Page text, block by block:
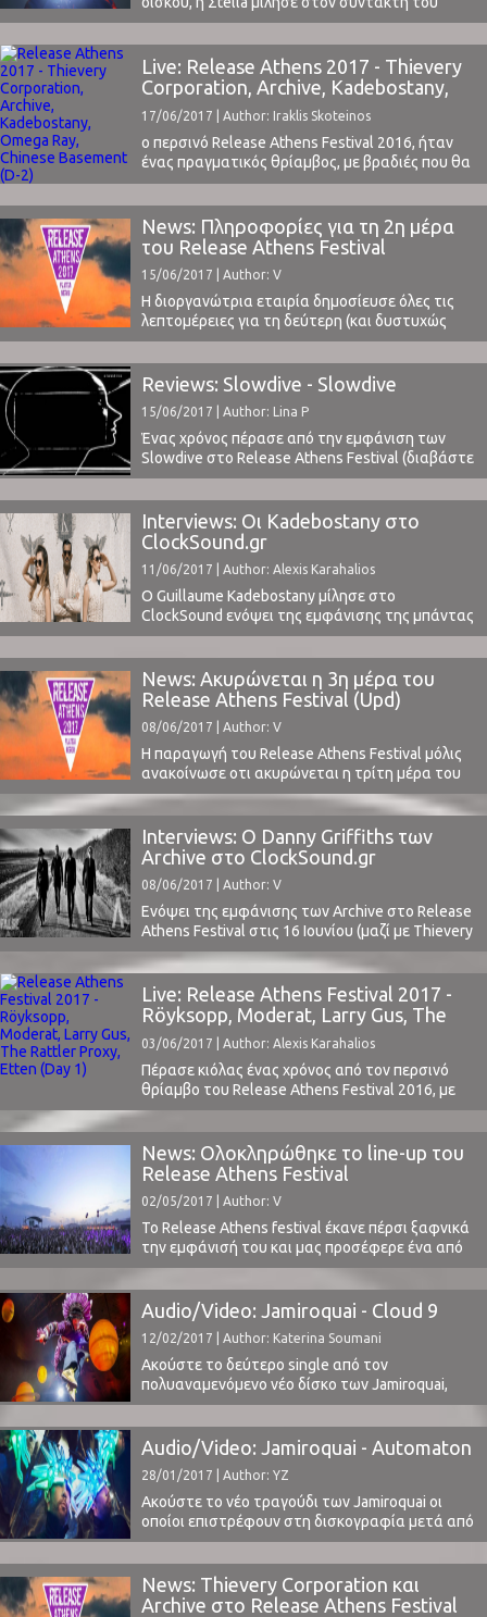
ClockSound, Αλέξη Καραχάλιο, για την εμπειρία
της από το SXSW φεστιβάλ στις ΗΠΑ, τα σχέδιά
της για το μέλλον και γενικά για μουσική. Ένα
από τα πιο πιο ανερχόμενα ονόματα της
ελληνικής pop σκηνής, μας ...
Live: Release Athens 2017 - Thievery
Corporation, Archive, Kadebostany,
Omega Ray, Chinese Basement (D-2)
17/06/2017 | Author: Iraklis Skoteinos
ο περσινό Release Athens Festival 2016, ήταν
ένας πραγματικός θρίαμβος, με βραδιές που θα
θυμόμαστε για χρόνια (οι κριτικές μας: Day
φετινού Release Athens Festival 2017 άφησε
εξαιρετικά καλές εντυπώσεις (η κριτική
μας: Day 1). To ClockSound, όπως και πέρυσι,
κάλυψε επίσημα το ...
News: Πληροφορίες για τη 2η μέρα
του Release Athens Festival
15/06/2017 | Author: V
Η διοργανώτρια εταιρία δημοσίευσε όλες τις
λεπτομέρειες για τη δεύτερη (και δυστυχώς
τελευταία) μέρα του Release Athens Festival.
Στην Πλατεία Νερού λοιπόν αύριο 16 Ιουνίου, θα
έχει κανείς την ευκαιρία να απολαύσει τους
Omega Ray και Chinese Basement.Παρακάτω
διαβάστε την επίσημη ανακοίνωση, η οποία
περιέχει, μεταξύ ...
Reviews: Slowdive - Slowdive
15/06/2017 | Author: Lina P
Ένας χρόνος πέρασε από την εμφάνιση των
Slowdive στο Release Athens Festival (διαβάστε
εδώ τις εντυπώσεις μας), όπου οι παλιοί φαν
της μπάντας (40-αρηδες και βάλε πια) είχαν τη
χαρά να θυμηθούν το "Souvlaki" (1993) και το
"Pygmalion" (1995), ενώ οι μικρότεροι ήρθαν
ίσως και για πρώτη φορά σε επαφή ...
Interviews: Οι Kadebostany στο
ClockSound.gr
11/06/2017 | Author: Alexis Karahalios
Ο Guillaume Kadebostany μίλησε στο
ClockSound ενόψει της εμφάνισης της μπάντας
στο Release Athens Festival την ερχόμενη
Παρασκευή, 16 Ιουνίου, και δεύτερη ημέρα του
φετινού φεστιβάλ.Η πρώτη ημέρα (διαβάστε
εδώ) ήταν κάτι παραπάνω από μοναδική με
τους Etten, The Rattler Proxy, Larry Gus, Moderat
και Röyksopp να ανοίγουν με τον ...
News: Ακυρώνεται η 3η μέρα του
Release Athens Festival (Upd)
08/06/2017 | Author: V
Η παραγωγή του Release Athens Festival μόλις
ανακοίνωσε οτι ακυρώνεται η τρίτη μέρα του
φεστιβάλ. Ο Jay Kay, τραγουδιστής των
headliner Jamiroquai, έκανε εχθές επέμβαση στη
μέση του και, κατά συνέπεια, αναβάλλονται
όλες οι συναυλίες της μπάντας.Οι διοργανωτές
αποφάσισαν τελικώς την ακύρωση ολόκληρης
της μέρας, η οποία επίσης περιελάμβανε τους ...
Interviews: Ο Danny Griffiths των
Archive στο ClockSound.gr
08/06/2017 | Author: V
Ενόψει της εμφάνισης των Archive στο Release
Athens Festival στις 16 Ιουνίου (μαζί με Thievery
Corporation, Kadebostany, Omega Ray, Chinese
Basement), το ClockSound μίλησε με τον Danny
Griffiths, έναν εκ των δύο βασικών μελών της
μπάντας.Ο Danny βρίσκονταν στο Brighton,
στις τελευταίες μέρες χαλάρωσης πριν την
επερχόμενη καλοκαιρινή περιοδεία της ...
Live: Release Athens Festival 2017 -
Röyksopp, Moderat, Larry Gus, The
Rattler Proxy, Etten (Day 1)
03/06/2017 | Author: Alexis Karahalios
Πέρασε κιόλας ένας χρόνος από τον περσινό
θρίαμβο του Release Athens Festival 2016, με
βραδιές που θα θυμόμαστε για χρόνια (οι
κριτικές μας: Day 1, Day 2, Day 3, Day 4). Όπως
και πέρυσι, έτσι και φέτος, το ClockSound
καλύπτει επίσημα το φεστιβάλ, ως χορηγός
News: Ολοκληρώθηκε το line-up του
Release Athens Festival
02/05/2017 | Author: V
Το Release Athens festival έκανε πέρσι ξαφνικά
την εμφάνισή του και μας προσέφερε ένα από
τα καλύτερα line-up που έχουμε δει στην
Ελλάδα τα τελευταία χρόνια!Sigur Ros, Black
Angels, PJ Harvey, Slowdive, Parov Stelar, Beirut
και πολλοί ακόμα, σε μία άρτια
διοργάνωση.Φέτος με χαρά βλέπουμε το
φεστιβάλ να επιστρέφει με την ...
Audio/Video: Jamiroquai - Cloud 9
12/02/2017 | Author: Katerina Soumani
Ακούστε το δεύτερο single από τον
πολυαναμενόμενο νέο δίσκο των Jamiroquai,
που θα κυκλοφορήσει από την Virgin EMI στις
31 Μαρτίου.Το νέο κομμάτι, με τον τίτλο Cloud
9, ηχητικά μας θυμίζει το γνώριμο ύφος της
μπάντας, ενώ το λιτό βίντεο της παρουσίασής
του επίσης επιστρέφει στο αγαπημένο θέμα-
σήμα κατατεθέν του ...
Audio/Video: Jamiroquai - Automaton
28/01/2017 | Author: YZ
Ακούστε το νέο τραγούδι των Jamiroquai οι
οποίοι επιστρέφουν στη δισκογραφία μετά από
7 χρόνια. Το Automaton αποτελεί το πρώτο
δείγμα από τη νέα τους ομώνυμη δουλειά που
θα κυκλοφορήσει από τη Virgin EMI στις 31
Μαρτίου.Οι Jamiroquai έχουν ήδη ανακοινωθεί
News: Thievery Corporation και
Archive στο Release Athens Festival